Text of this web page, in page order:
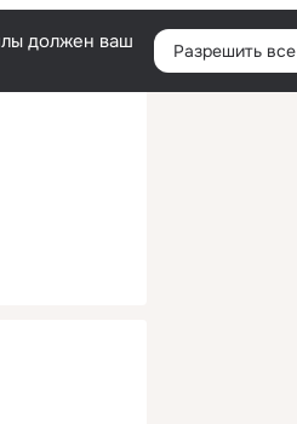
Войти
должен ваш
Разрешить все